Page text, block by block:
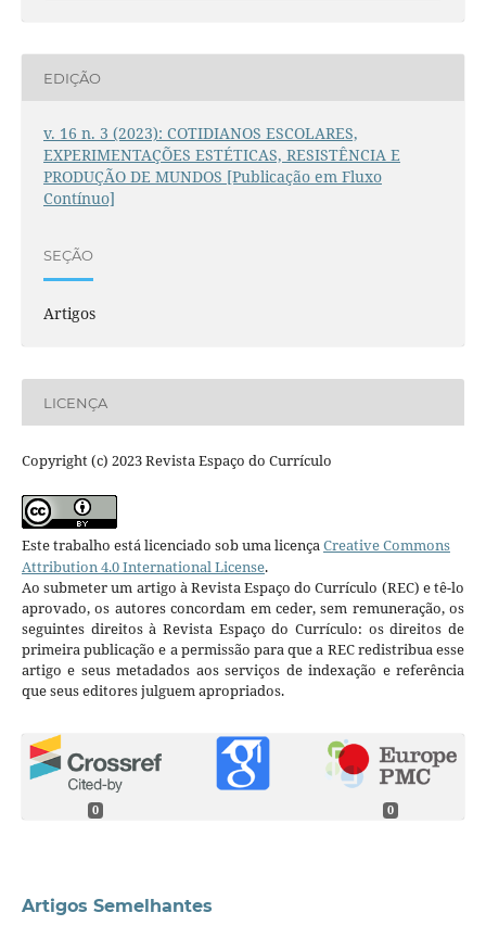
EDIÇÃO
v. 16 n. 3 (2023): COTIDIANOS ESCOLARES,
EXPERIMENTAÇÕES ESTÉTICAS, RESISTÊNCIA E
PRODUÇÃO DE MUNDOS [Publicação em Fluxo
Contínuo]
SEÇÃO
Artigos
LICENÇA
Copyright (c) 2023 Revista Espaço do Currículo
Este trabalho está licenciado sob uma licençaCreative Commons
Attribution 4.0 International License.
Ao submeter um artigo à Revista Espaço do Currículo (REC) e tê-lo
aprovado, os autores concordam em ceder, sem remuneração, os
seguintes direitos à Revista Espaço do Currículo: os direitos de
primeira publicação e a permissão para que a REC redistribua esse
artigo e seus metadados aos serviços de indexação e referência
que seus editores julguem apropriados.
0 0
Artigos Semelhantes